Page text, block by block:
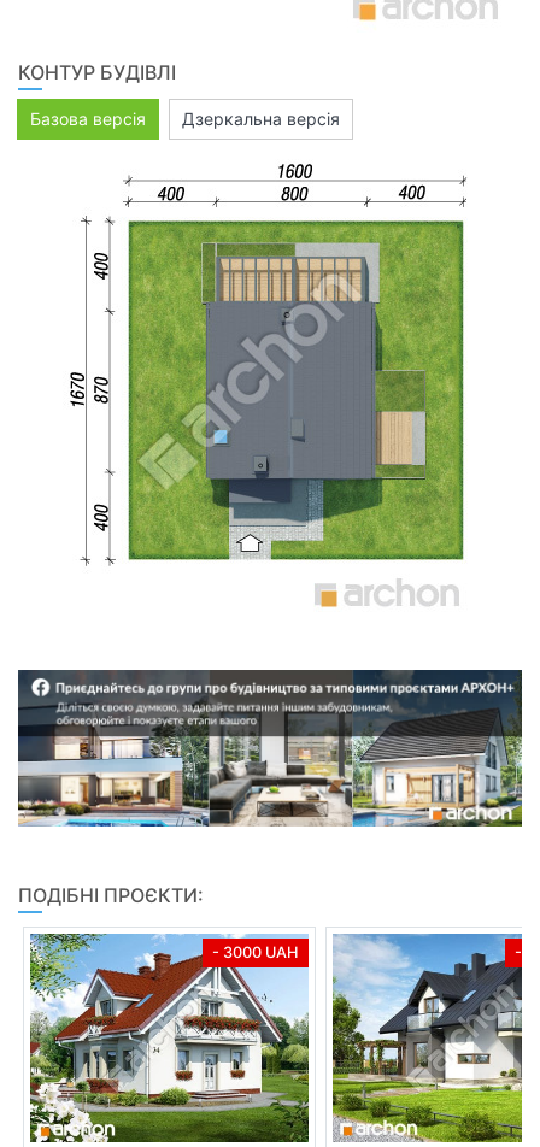
КОНТУР БУДІВЛІ
Базова версія Дзеркальна версія
ПОДІБНІ ПРОЄКТИ:
- 3000 UAH -